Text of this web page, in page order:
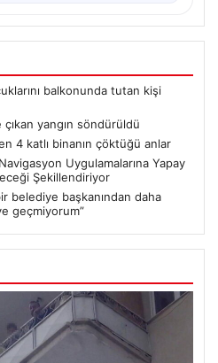
balkonunda tutan kişi
yangın söndürüldü
4 katlı binanın çöktüğü anlar
Uygulamalarına Yapay
Şekillendiriyor
belediye başkanından daha
geçmiyorum”